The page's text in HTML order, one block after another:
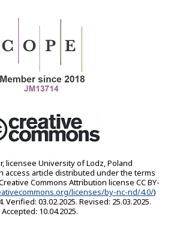
licensee University of Lodz, Poland
access article distributed under the terms
Commons Attribution license CC BY-
licenses/by-nc-nd/4.0/)
Verified: 03.02.2025. Revised: 25.03.2025.
Accepted: 10.04.2025.